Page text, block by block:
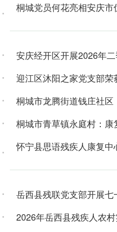
岳西县残联党支部开展七
2026年岳西县残疾人农